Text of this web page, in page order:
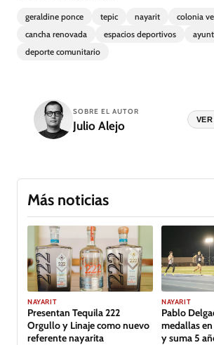
geraldine ponce tepic nayarit
colonia
cancha renovada
espacios deportivos
deporte comunitario
SOBRE EL AUTOR
Julio Alejo
Más noticias
GALERÍA
NAYARIT
Presentan Tequila 222
Orgullo y Linaje como nuevo
referente nayarita
NAYARIT
Pablo
medallas
y suma 5